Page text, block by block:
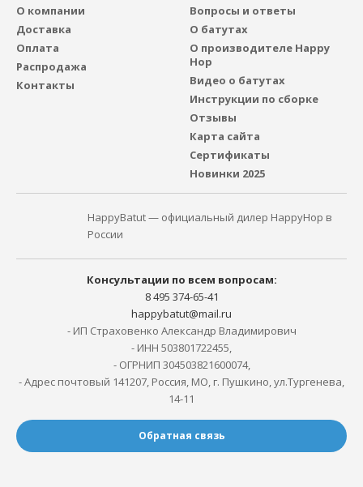
О компании
Доставка
Оплата
Распродажа
Контакты
Вопросы и ответы
О батутах
О производителе Happy
Hop
Видео о батутах
Инструкции по сборке
Отзывы
Карта сайта
Сертификаты
Новинки 2025
HappyBatut — официальный дилер HappyHop в
России
Консультации по всем вопросам:
8 495 374-65-41
happybatut@mail.ru
- ИП Страховенко Александр Владимирович
- ИНН 503801722455,
- ОГРНИП 304503821600074,
- Адрес почтовый 141207, Россия, МО, г. Пушкино, ул.Тургенева,
14-11
Обратная связь